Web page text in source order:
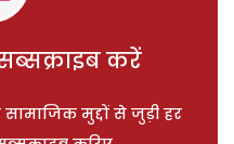
करें
मुद्दों से जुड़ी हर